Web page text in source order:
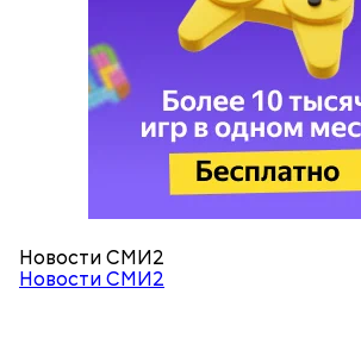
Новости СМИ2
Новости СМИ2